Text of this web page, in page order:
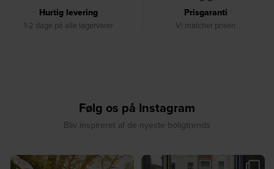
Hurtig levering
1-2 dage på alle lagervarer
Prisgaranti
Vi matcher prisen
Følg os på Instagram
Bliv inspireret af de nyeste boligtrends
☀️ Find dit yndlingssted denne 🤍 Rå materialer møder tidløst design⁠